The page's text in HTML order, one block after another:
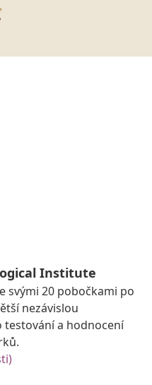
Institute
svými 20 pobočkami po
nezávislou
a hodnocení